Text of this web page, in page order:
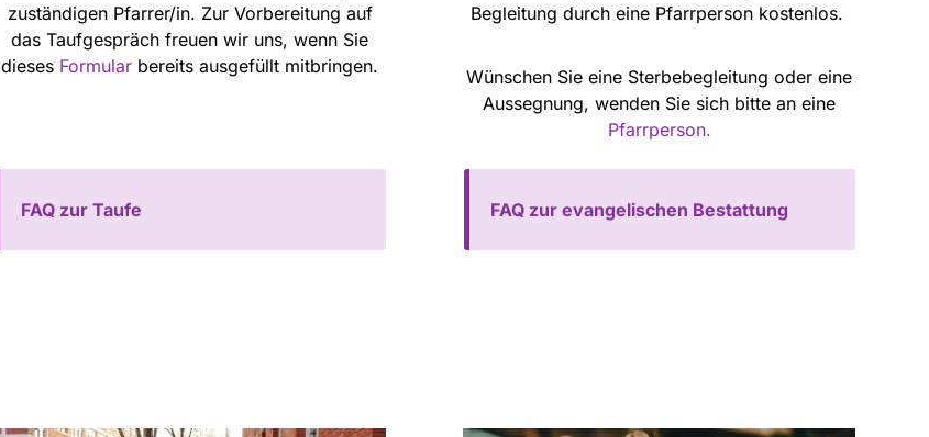
zuständigen Pfarrer/in. Zur Vorbereitung auf
das Taufgespräch freuen wir uns, wenn Sie
dieses Formular bereits ausgefüllt mitbringen.
FAQ zur Taufe
Begleitung durch eine Pfarrperson kostenlos.
Wünschen Sie eine Sterbebegleitung oder eine
Aussegnung, wenden Sie sich bitte an eine
Pfarrperson.
FAQ zur evangelischen Bestattung